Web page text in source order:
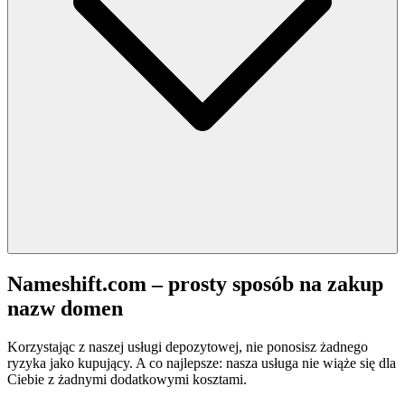
Nameshift.com – prosty sposób na zakup
nazw domen
Korzystając z naszej usługi depozytowej, nie ponosisz żadnego
ryzyka jako kupujący. A co najlepsze: nasza usługa nie wiąże się dla
Ciebie z żadnymi dodatkowymi kosztami.